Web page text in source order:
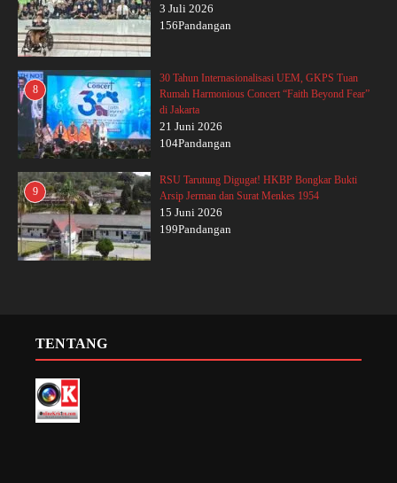
3 Juli 2026
156Pandangan
8
30 Tahun Internasionalisasi UEM, GKPS Tuan
Rumah Harmonious Concert “Faith Beyond Fear”
di Jakarta
21 Juni 2026
104Pandangan
9
RSU Tarutung Digugat! HKBP Bongkar Bukti
Arsip Jerman dan Surat Menkes 1954
15 Juni 2026
199Pandangan
TENTANG